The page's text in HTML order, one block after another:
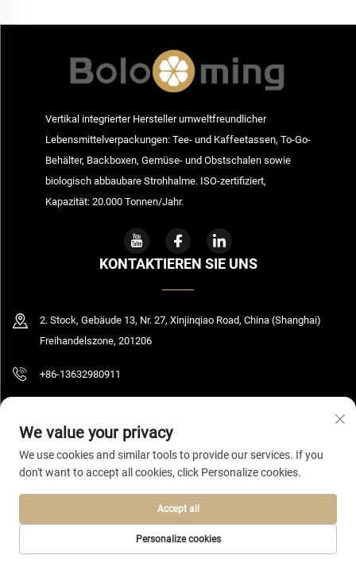
Vertikal integrierter Hersteller umweltfreundlicher
Lebensmittelverpackungen: Tee- und Kaffeetassen, To-Go-
Behälter, Backboxen, Gemüse- und Obstschalen sowie
biologisch abbaubare Strohhalme. ISO-zertifiziert,
Kapazität: 20.000 Tonnen/Jahr.
KONTAKTIEREN SIE UNS
2. Stock, Gebäude 13, Nr. 27, Xinjinqiao Road, China (Shanghai)
Freihandelszone, 201206
+86-13632980911
Urheberrecht © 2026 Shanghai Bolooming Technology Co., Ltd. Alle Rechte
vorbehalten. Datenschutzrichtlinie
We value your privacy
We use cookies and similar tools to provide our services. If you
don't want to accept all cookies, click Personalize cookies.
Personalize cookies
Accept all